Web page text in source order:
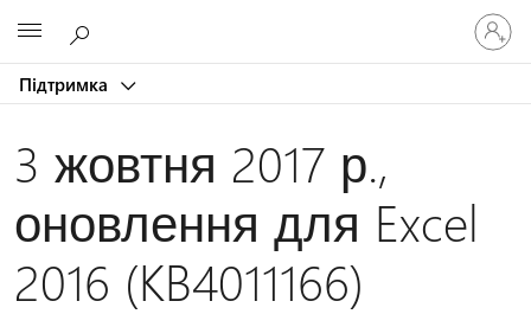
Підтримка
Увійдіть
свій
запис
3 жовтня 2017 р.,
оновлення для Excel
2016 (KB4011166)